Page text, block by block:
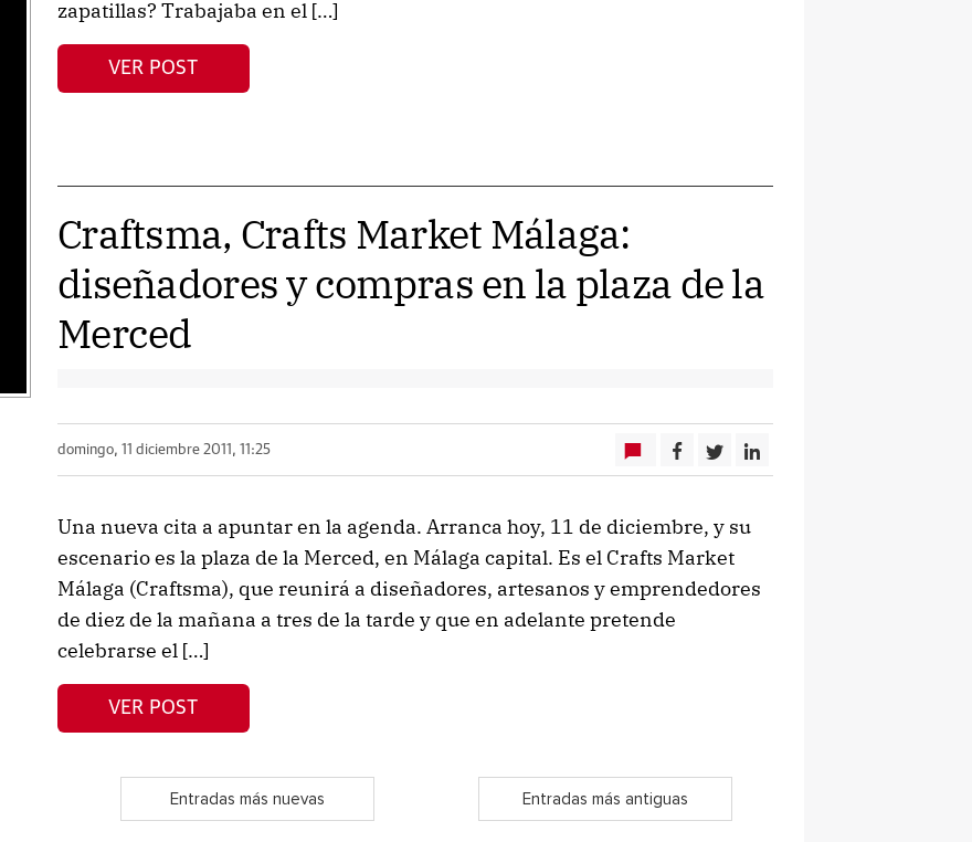
zapatillas? Trabajaba en el […]
VER POST
Craftsma, Crafts Market Málaga:
diseñadores y compras en la plaza de la
Merced
domingo, 11 diciembre 2011, 11:25
Una nueva cita a apuntar en la agenda. Arranca hoy, 11 de diciembre, y su
escenario es la plaza de la Merced, en Málaga capital. Es el Crafts Market
Málaga (Craftsma), que reunirá a diseñadores, artesanos y emprendedores
de diez de la mañana a tres de la tarde y que en adelante pretende
celebrarse el […]
VER POST
Entradas más nuevas Entradas más antiguas